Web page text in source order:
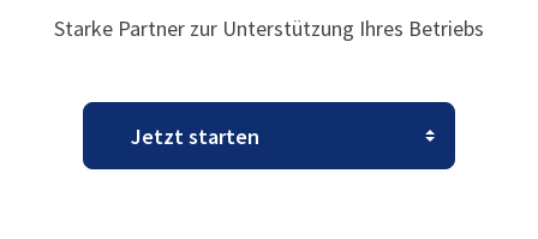
Starke Partner zur Unterstützung Ihres Betriebs